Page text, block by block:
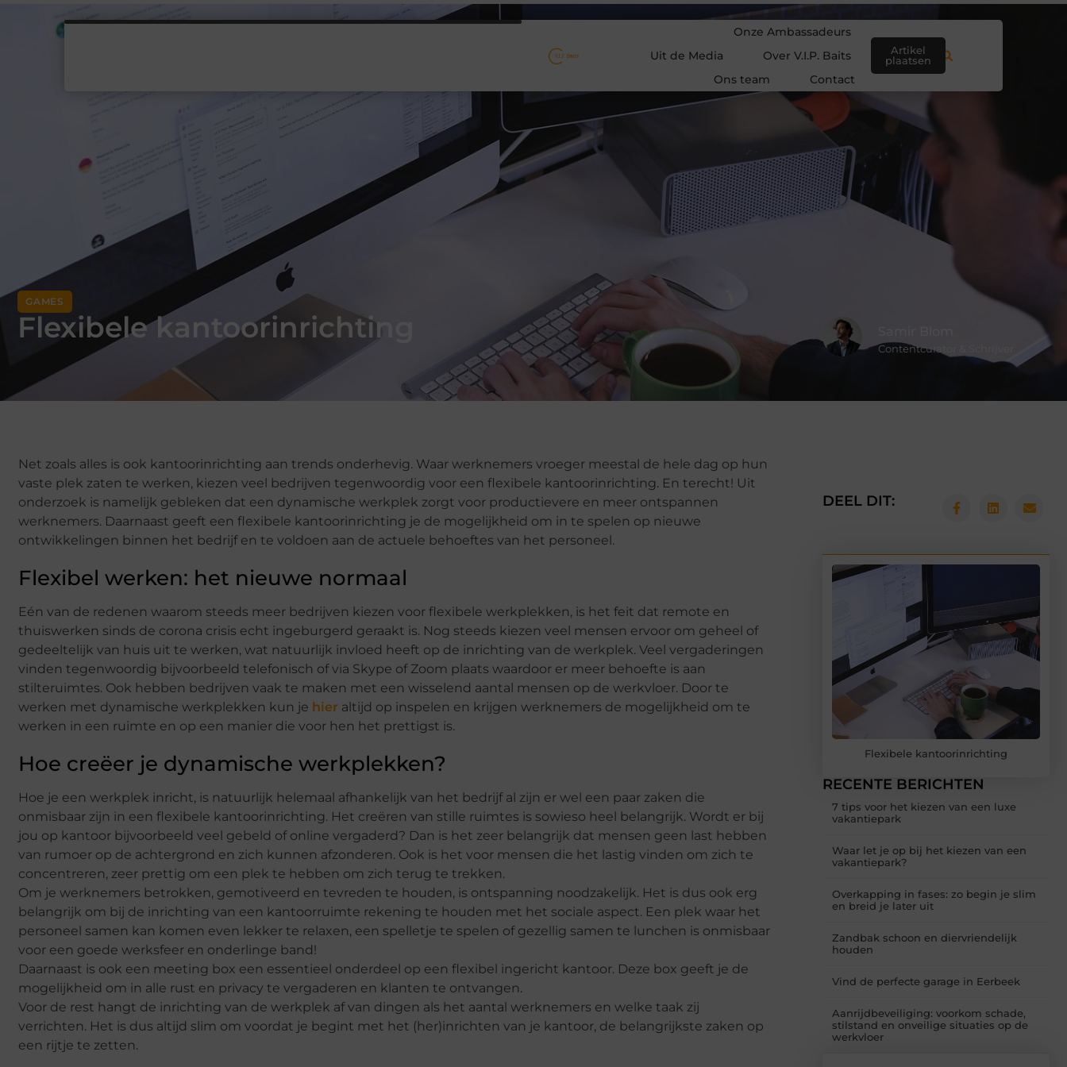
Onze Ambassadeurs
Uit de Media
Over V.I.P. Baits
Ons team
Contact
Artikel
plaatsen
GAMES
Flexibele kantoorinrichting
Contentcurator & Schrijver
Net zoals alles is ook kantoorinrichting aan trends onderhevig. Waar werknemers vroeger meestal de hele dag op hun
vaste plek zaten te werken, kiezen veel bedrijven tegenwoordig voor een flexibele kantoorinrichting. En terecht! Uit
onderzoek is namelijk gebleken dat een dynamische werkplek zorgt voor productievere en meer ontspannen
werknemers. Daarnaast geeft een flexibele kantoorinrichting je de mogelijkheid om in te spelen op nieuwe
ontwikkelingen binnen het bedrijf en te voldoen aan de actuele behoeftes van het personeel.
Flexibel werken: het nieuwe normaal
Eén van de redenen waarom steeds meer bedrijven kiezen voor flexibele werkplekken, is het feit dat remote en
thuiswerken sinds de corona crisis echt ingeburgerd geraakt is. Nog steeds kiezen veel mensen ervoor om geheel of
gedeeltelijk van huis uit te werken, wat natuurlijk invloed heeft op de inrichting van de werkplek. Veel vergaderingen
vinden tegenwoordig bijvoorbeeld telefonisch of via Skype of Zoom plaats waardoor er meer behoefte is aan
stilteruimtes. Ook hebben bedrijven vaak te maken met een wisselend aantal mensen op de werkvloer. Door te
werken met dynamische werkplekken kun je hier altijd op inspelen en krijgen werknemers de mogelijkheid om te
werken in een ruimte en op een manier die voor hen het prettigst is.
Hoe creëer je dynamische werkplekken?
Hoe je een werkplek inricht, is natuurlijk helemaal afhankelijk van het bedrijf al zijn er wel een paar zaken die
onmisbaar zijn in een flexibele kantoorinrichting. Het creëren van stille ruimtes is sowieso heel belangrijk. Wordt er bij
jou op kantoor bijvoorbeeld veel gebeld of online vergaderd? Dan is het zeer belangrijk dat mensen geen last hebben
van rumoer op de achtergrond en zich kunnen afzonderen. Ook is het voor mensen die het lastig vinden om zich te
concentreren, zeer prettig om een plek te hebben om zich terug te trekken.
Om je werknemers betrokken, gemotiveerd en tevreden te houden, is ontspanning noodzakelijk. Het is dus ook erg
belangrijk om bij de inrichting van een kantoorruimte rekening te houden met het sociale aspect. Een plek waar het
personeel samen kan komen even lekker te relaxen, een spelletje te spelen of gezellig samen te lunchen is onmisbaar
voor een goede werksfeer en onderlinge band!
Daarnaast is ook een meeting box een essentieel onderdeel op een flexibel ingericht kantoor. Deze box geeft je de
mogelijkheid om in alle rust en privacy te vergaderen en klanten te ontvangen.
Voor de rest hangt de inrichting van de werkplek af van dingen als het aantal werknemers en welke taak zij
verrichten. Het is dus altijd slim om voordat je begint met het (her)inrichten van je kantoor, de belangrijkste zaken op
een rijtje te zetten.
DEEL DIT:
Flexibele kantoorinrichting
RECENTE BERICHTEN
7 tips voor het kiezen van een luxe
vakantiepark
Waar let je op bij het kiezen van een
vakantiepark?
Overkapping in fases: zo begin je slim
en breid je later uit
Zandbak schoon en diervriendelijk
houden
Vind de perfecte garage in Eerbeek
Aanrijdbeveiliging: voorkom schade,
stilstand en onveilige situaties op de
werkvloer